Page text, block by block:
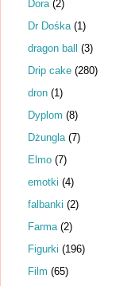
Dora (2)
Dr Dośka (1)
dragon ball (3)
Drip cake (280)
dron (1)
Dyplom (8)
Dżungla (7)
Elmo (7)
emotki (4)
falbanki (2)
Farma (2)
Figurki (196)
Film (65)